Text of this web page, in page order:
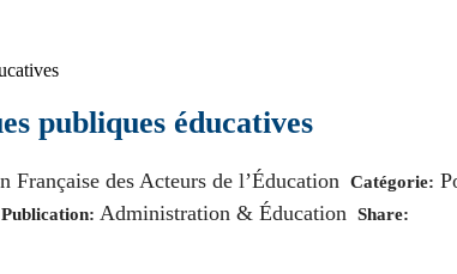
publiques éducatives
Française des Acteurs de l’Éducation Catégorie:
Publication: Administration & Éducation Share: